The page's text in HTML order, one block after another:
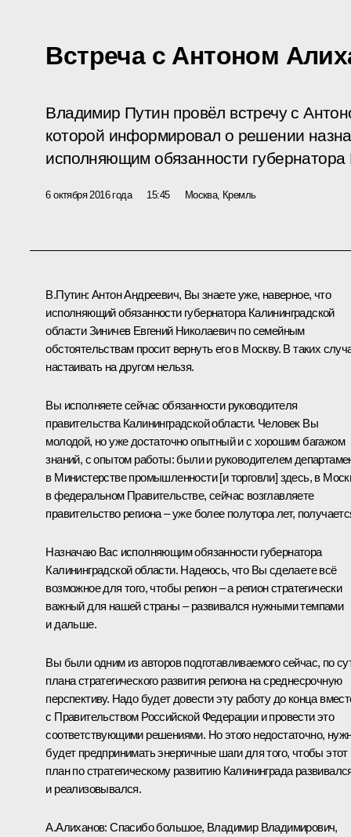
Встреча с Антоном
Владимир Путин провёл встречу с
которой информировал о решении
исполняющим обязанности губернатора
6 октября 2016 года 15:45 Москва, Кремль
В.Путин: Антон Андреевич, Вы знаете уже, наверное, что
исполняющий обязанности губернатора Калининградской
областиЗиничев Евгений Николаевич по семейным
обстоятельствам просит вернуть его в Москву. В таких
настаивать на другом нельзя.
Вы исполняете сейчас обязанности руководителя
правительства Калининградской области. Человек Вы
молодой, но уже достаточно опытный и с хорошим багажом
знаний, с опытом работы: были и руководителем
в Министерстве промышленности [и торговли] здесь, в
в федеральном Правительстве, сейчас возглавляете
правительство региона – уже более полутора лет,
Назначаю Вас исполняющим обязанности губернатора
Калининградской области. Надеюсь, что Вы сделаете всё
возможное для того, чтобы регион – а регион стратегически
важный для нашей страны – развивался нужными темпами
и дальше.
Вы были одним из авторов подготавливаемого сейчас, по
плана стратегического развития региона на среднесрочную
перспективу. Надо будет довести эту работу до конца
с Правительством Российской Федерации и провести это
соответствующими решениями. Но этого недостаточно,
будет предпринимать энергичные шаги для того, чтобы этот
план по стратегическому развитию Калининграда
и реализовывался.
А.Алиханов: Спасибо большое, Владимир Владимирович,